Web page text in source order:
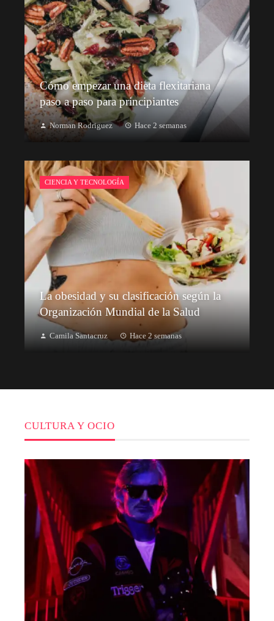
Cómo empezar una dieta flexitariana
paso a paso para principiantes
Norman Rodriguez Hace 2 semanas
CIENCIA Y TECNOLOGÍA
La obesidad y su clasificación según la
Organización Mundial de la Salud
Camila Santacruz Hace 2 semanas
CULTURA Y OCIO